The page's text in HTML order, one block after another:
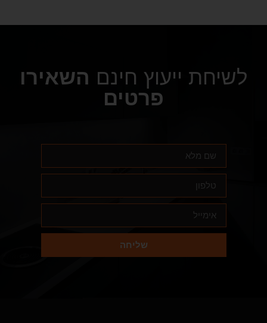
לשיחת ייעוץ חינם השאירו
פרטים
שליחה